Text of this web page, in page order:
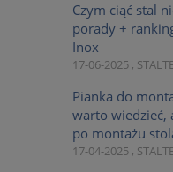
Czym ciąć stal
porady +
Inox
17-06-2025 ,
Pianka do
warto wiedzieć,
po montażu
17-04-2025 ,